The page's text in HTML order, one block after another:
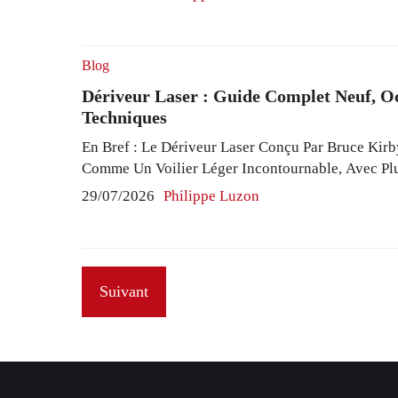
Blog
Dériveur Laser : Guide Complet Neuf,
Techniques
En Bref : Le Dériveur Laser Conçu Par Bruce
Comme Un Voilier Léger Incontournable, Avec
Unités Vendues Et Une Diffusion Mondiale En
29/07/2026 Philippe Luzon
Suivant